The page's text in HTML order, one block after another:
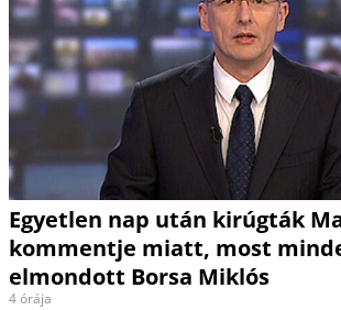
Egyetlen nap után kirúgták
kommentje miatt, most
elmondott Borsa Miklós
4 órája